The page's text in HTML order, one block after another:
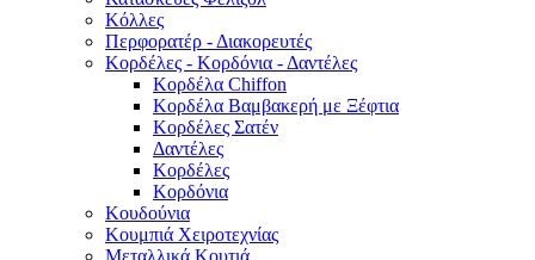
Κόλλες
Περφορατέρ - Διακορευτές
Κορδέλες - Κορδόνια - Δαντέλες
Κορδέλα Chiffon
Κορδέλα Βαμβακερή με Ξέφτια
Κορδέλες Σατέν
Δαντέλες
Κορδέλες
Κορδόνια
Κουδούνια
Κουμπιά Χειροτεχνίας